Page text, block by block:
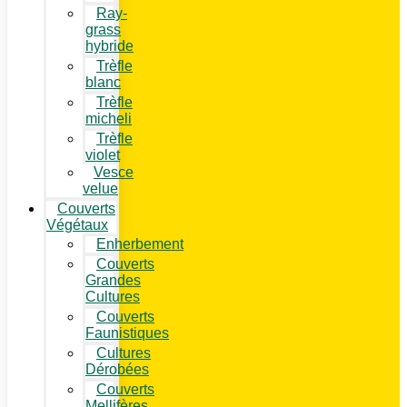
Ray-
grass
hybride
Trèfle
blanc
Trèfle
micheli
Trèfle
violet
Vesce
velue
Couverts
Végétaux
Enherbement
Couverts
Grandes
Cultures
Couverts
Faunistiques
Cultures
Dérobées
Couverts